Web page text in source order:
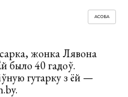
АСОБА
жонка Лявона
было 40 гадоў.
гутарку з ёй —